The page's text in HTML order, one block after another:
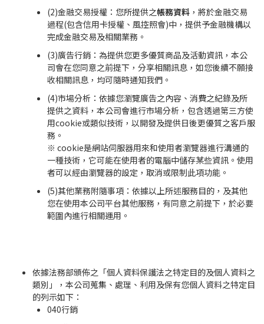
(2)金融交易授權：您所提供之帳務資料 ，將於金融交易
過程(包含信用卡授權、風控照會)中，提供予金融機構以
完成金融交易及相關業務。
(3)廣告行銷：為提供您更多優質商品及活動資訊，本公
司會在您同意之前提下，分享相關訊息，如您後續不願接
收相關訊息，均可隨時通知我們。
(4)市場分析：依據您瀏覽廣告之內容、消費之紀錄及所
提供之資料，本公司會進行市場分析，包含透過第三方使
用cookie或類似技術，以開發及提供日後更優質之客戶服
務。
※ cookie是網站伺服器用來和使用者瀏覽器進行溝通的
一種技術，它可能在使用者的電腦中儲存某些資訊。使用
者可以經由瀏覽器的設定，取消或限制此項功能。
(5)其他業務附隨事項：依據以上所述服務目的，及其他
您在使用本公司平台其他服務，有同意之前提下，於必要
範圍內進行相關運用。
依據法務部頒佈之「個人資料保護法之特定目的及個人資料之
類別」，本公司蒐集、處理、利用及保有您個人資料之特定目
的列示如下：
040行銷